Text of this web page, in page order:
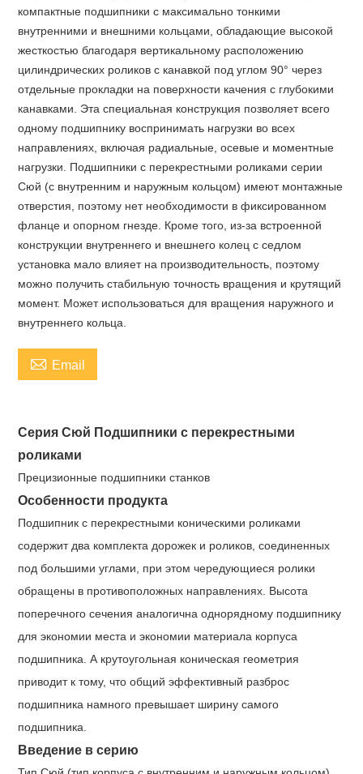
компактные подшипники с максимально тонкими
внутренними и внешними кольцами, обладающие высокой
жесткостью благодаря вертикальному расположению
цилиндрических роликов с канавкой под углом 90° через
отдельные прокладки на поверхности качения с глубокими
канавками. Эта специальная конструкция позволяет всего
одному подшипнику воспринимать нагрузки во всех
направлениях, включая радиальные, осевые и моментные
нагрузки. Подшипники с перекрестными роликами серии
Сюй (с внутренним и наружным кольцом) имеют монтажные
отверстия, поэтому нет необходимости в фиксированном
фланце и опорном гнезде. Кроме того, из-за встроенной
конструкции внутреннего и внешнего колец с седлом
установка мало влияет на производительность, поэтому
можно получить стабильную точность вращения и крутящий
момент. Может использоваться для вращения наружного и
внутреннего кольца.
 Email
Серия Сюй Подшипники с перекрестными
роликами
Прецизионные подшипники станков
Особенности продукта
Подшипник с перекрестными коническими роликами
содержит два комплекта дорожек и роликов, соединенных
под большими углами, при этом чередующиеся ролики
обращены в противоположных направлениях. Высота
поперечного сечения аналогична однорядному подшипнику
для экономии места и экономии материала корпуса
подшипника. А крутоугольная коническая геометрия
приводит к тому, что общий эффективный разброс
подшипника намного превышает ширину самого
подшипника.
Введение в серию